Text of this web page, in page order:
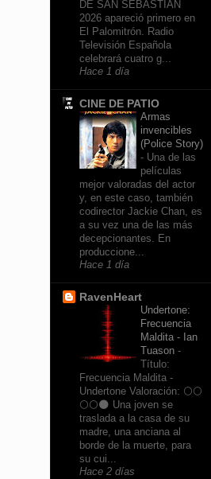
DE SAN SEBASTIÁN
2026 apareció primero en
El Palomitrón. Radio
Televisión Española
celebrará cuatro g...
Hace 1 día
CINE DE PATIO
Armas
invencibles
(Police Story)
- Una de las
películas
mejor valoradas del actor
y, en este caso, también
codirector Jackie Chan, es
a su vez una de las más
decepcionantes. En
produccione...
Hace 1 día
RavenHeart
Undertone:
Frecuencia
Maldita - Ian
Tuason -
Título:
Frecuencia Maldita -
Undertone Valoración: 🌕🌕
🌕🌕🌑 Una joven se
traslada a la casa de su
madre, una anciana al
borde de la muerte, para
su cui...
Hace 2 días